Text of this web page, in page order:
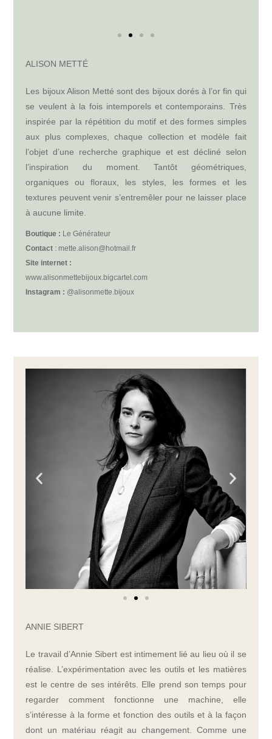
ALISON METTÉ
Les bijoux Alison Metté sont des bijoux dorés à l’or fin qui
se veulent à la fois intemporels et contemporains. Très
inspirée par la répétition du motif et des formes simples
aux plus complexes, chaque collection et modèle fait
l’objet d’une recherche graphique et est décliné selon
l’inspiration du moment. Tantôt géométriques,
organiques ou floraux, les styles, les formes et les
textures peuvent venir s’entremêler pour ne laisser place
à aucune limite.
Boutique : Le Générateur
Contact : mette.alison@hotmail.fr
Site internet :
www.alisonmettebijoux.bigcartel.com
Instagram : @alisonmette.bijoux
ANNIE SIBERT
Le travail d’Annie Sibert est intimement lié au lieu où il se
réalise. L’expérimentation avec les outils et les matières
est le centre de ses intérêts. Elle prend son temps pour
regarder comment fonctionne une machine, elle
s’intéresse à la forme et fonction des outils et à la façon
dont un matériau réagit au changement. Comme une